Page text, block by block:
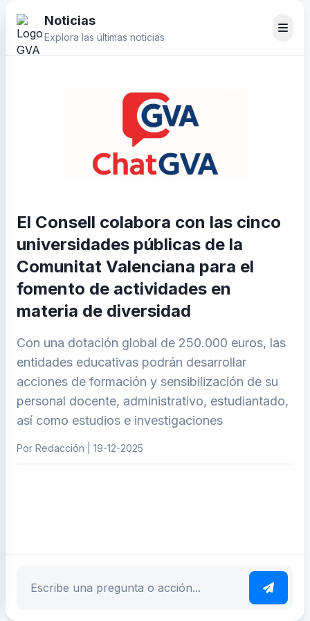
Noticias
Explora las últimas noticias
El Consell colabora con las cinco
universidades públicas de la
Comunitat Valenciana para el
fomento de actividades en
materia de diversidad
Con una dotación global de 250.000 euros, las
entidades educativas podrán desarrollar
acciones de formación y sensibilización de su
personal docente, administrativo, estudiantado,
así como estudios e investigaciones
Por Redacción | 19-12-2025
Escribe tu pregunta